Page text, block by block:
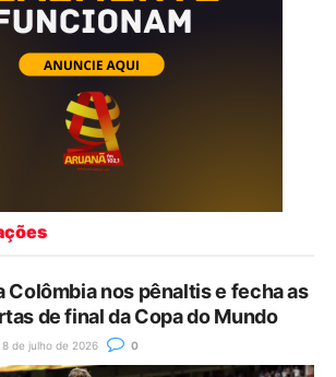
Colômbia nos pênaltis e fecha as
de final da Copa do Mundo
8 de julho de 2026 0